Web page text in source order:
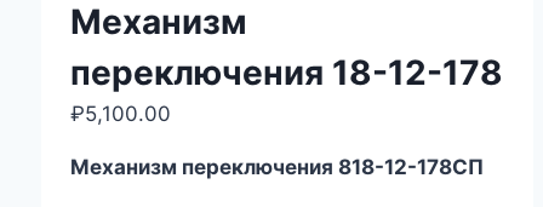
Механизм
переключения 18-12-178
₽5,100.00
Механизм переключения 818-12-178СП